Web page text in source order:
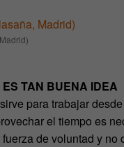
TAN BUENA IDEA
para trabajar
el tiempo es
de voluntad y no